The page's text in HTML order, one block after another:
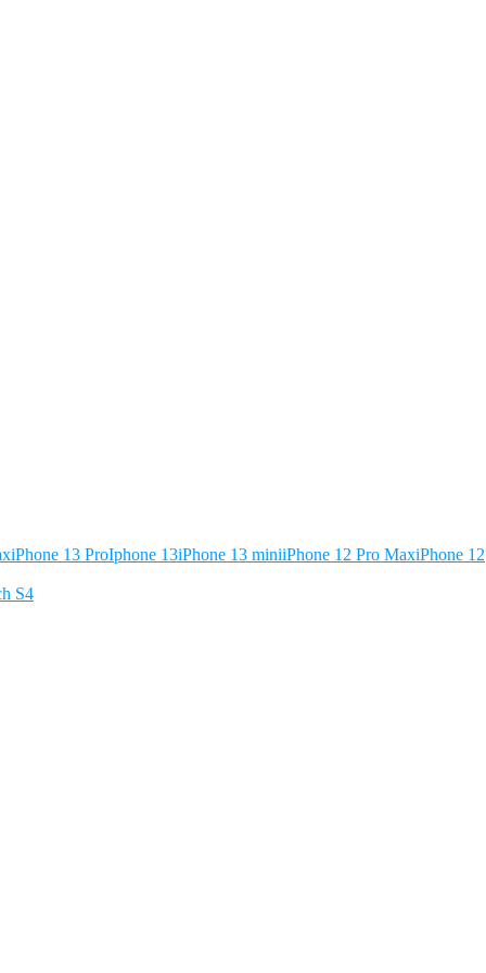
iPhone 13 ProIphone 13iPhone 13 miniiPhone 12 Pro MaxiPhone 12
S4